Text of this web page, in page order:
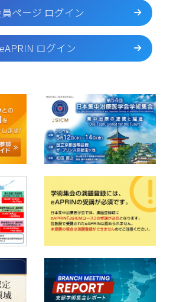
ページ ログイン
eAPRIN ログイン